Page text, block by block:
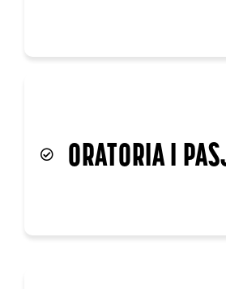
ORATORIA I